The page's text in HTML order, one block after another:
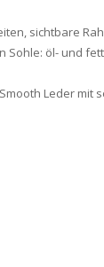
sichtbare
Sohle: öl- und
Leder mit